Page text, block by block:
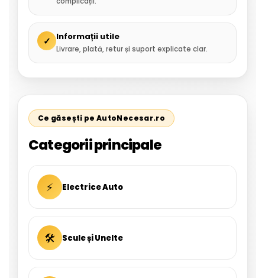
✓ Informații utile
Livrare, plată, retur și suport explicate clar.
Ce găsești pe AutoNecesar.ro
Categorii principale
⚡ Electrice Auto
🛠 Scule și Unelte